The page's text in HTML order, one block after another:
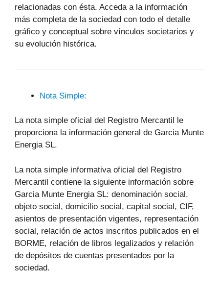
relacionadas con ésta. Acceda a la información
más completa de la sociedad con todo el detalle
gráfico y conceptual sobre vínculos societarios y
su evolución histórica.
Nota Simple:
La nota simple oficial del Registro Mercantil le
proporciona la información general de Garcia Munte
Energia SL.
La nota simple informativa oficial del Registro
Mercantil contiene la siguiente información sobre
Garcia Munte Energia SL: denominación social,
objeto social, domicilio social, capital social, CIF,
asientos de presentación vigentes, representación
social, relación de actos inscritos publicados en el
BORME, relación de libros legalizados y relación
de depósitos de cuentas presentados por la
sociedad.